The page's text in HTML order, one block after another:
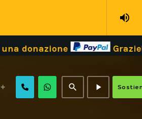
volume_up
Grazie! Dona il tuo
search play_arrow